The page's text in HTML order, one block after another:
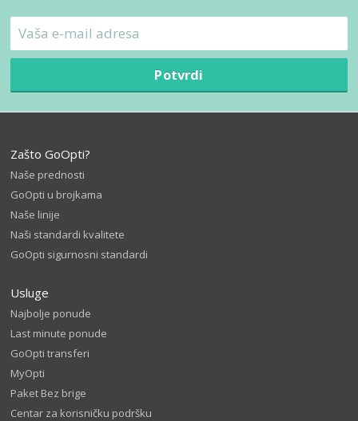
Potvrdi
Zašto GoOpti?
Naše prednosti
GoOpti u brojkama
Naše linije
Naši standardi kvalitete
GoOpti sigurnosni standardi
Usluge
Najbolje ponude
Last minute ponude
GoOpti transferi
MyOpti
Paket Bez brige
Centar za korisničku podršku